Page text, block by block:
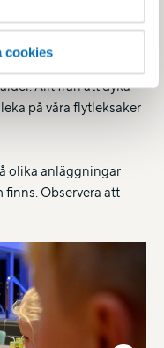
cookies
Det enda som
Lekar och
själv och vad som
Allt från att dyka
på våra flytleksaker
olika anläggningar
Observera att